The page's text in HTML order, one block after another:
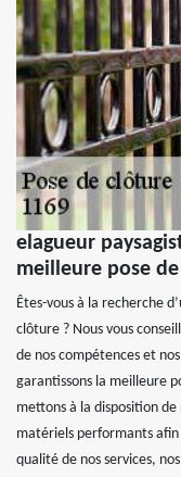
elagueur
meilleure pose
Êtes-vous à la recherche
clôture ? Nous vous
de nos compétences et
garantissons la meilleure
mettons à la disposition
matériels performants afin
qualité de nos services,